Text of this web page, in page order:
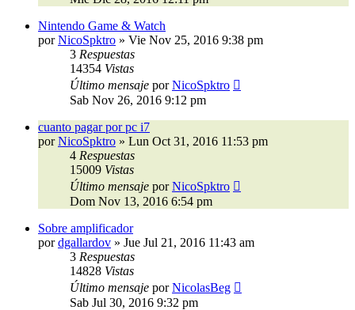
Nintendo Game & Watch
porNicoSpktro » Vie Nov 25, 2016 9:38 pm
3 Respuestas
14354 Vistas
Último mensaje porNicoSpktro
Sab Nov 26, 2016 9:12 pm
cuanto pagar por pc i7
porNicoSpktro » Lun Oct 31, 2016 11:53 pm
4 Respuestas
15009 Vistas
Último mensaje porNicoSpktro
Dom Nov 13, 2016 6:54 pm
Sobre amplificador
pordgallardov » Jue Jul 21, 2016 11:43 am
3 Respuestas
14828 Vistas
Último mensaje porNicolasBeg
Sab Jul 30, 2016 9:32 pm